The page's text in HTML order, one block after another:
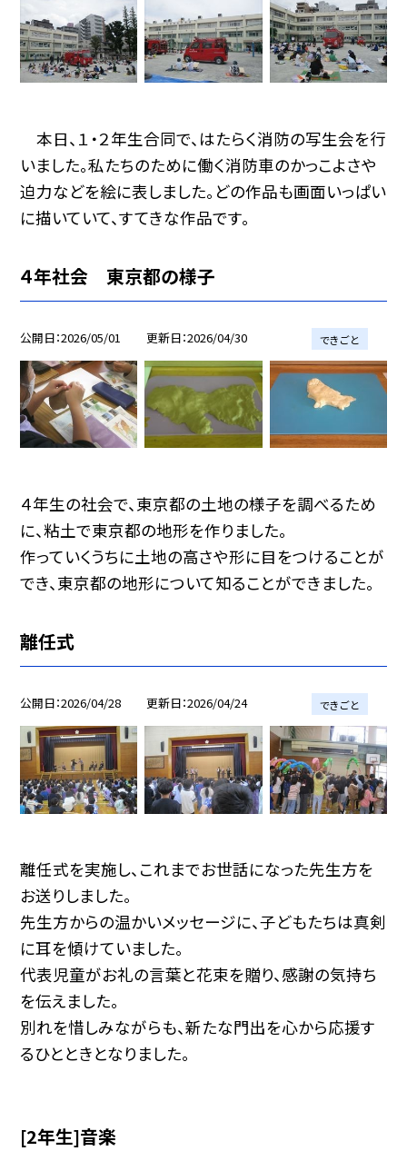
本日、１・２年生合同で、はたらく消防の写生会を行
いました。私たちのために働く消防車のかっこよさや
迫力などを絵に表しました。どの作品も画面いっぱい
に描いていて、すてきな作品です。
４年社会 東京都の様子
公開日 2026/05/01 更新日 2026/04/30 できごと
４年生の社会で、東京都の土地の様子を調べるため
に、粘土で東京都の地形を作りました。
作っていくうちに土地の高さや形に目をつけることが
でき、東京都の地形について知ることができました。
離任式
公開日 2026/04/28 更新日 2026/04/24 できごと
離任式を実施し、これまでお世話になった先生方を
お送りしました。
先生方からの温かいメッセージに、子どもたちは真剣
に耳を傾けていました。
代表児童がお礼の言葉と花束を贈り、感謝の気持ち
を伝えました。
別れを惜しみながらも、新たな門出を心から応援す
るひとときとなりました。
[2年生]音楽